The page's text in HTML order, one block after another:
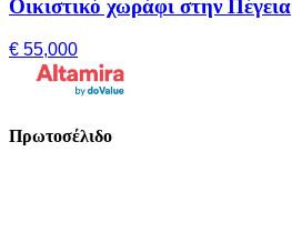
Οικιστικό χωράφι στην Πέγεια
€ 55,000
Πρωτοσέλιδο